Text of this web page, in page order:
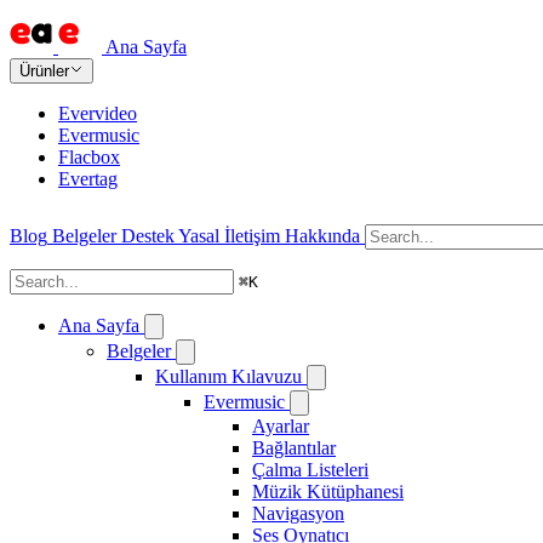
Ana Sayfa
Ürünler
Evervideo
Evermusic
Flacbox
Evertag
Blog Belgeler DestekYasal İletişim Hakkında
⌘K
Ana Sayfa
Belgeler
Kullanım Kılavuzu
Evermusic
Ayarlar
Bağlantılar
Çalma Listeleri
Müzik Kütüphanesi
Navigasyon
Ses Oynatıcı